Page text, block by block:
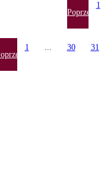
Poprzednia
1
1 ... 30 31